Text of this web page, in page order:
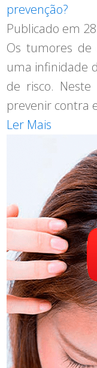
prevenção?
Publicado em
Os tumores de
uma infinidade
de risco.
prevenir contra
Ler Mais